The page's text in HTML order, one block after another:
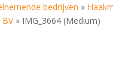
bedrijven »
» IMG_3664 (Medium)